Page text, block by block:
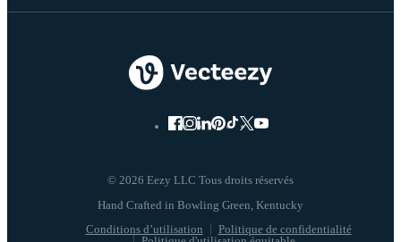
© 2026 Eezy LLC Tous droits réservés
Conditions d’utilisation
Politique de confidentialité